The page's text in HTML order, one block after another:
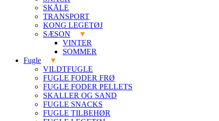
SKÅLE
TRANSPORT
KONG LEGETØJ
SÆSON
VINTER
SOMMER
Fugle
VILDTFUGLE
FUGLE FODER FRØ
FUGLE FODER PELLETS
SKALLER OG SAND
FUGLE SNACKS
FUGLE TILBEHØR